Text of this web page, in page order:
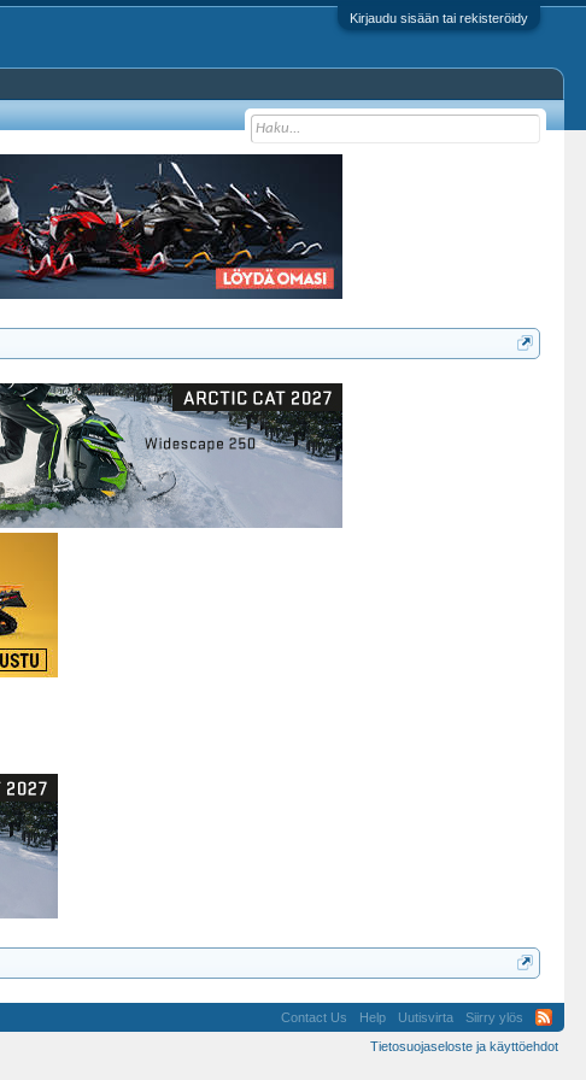
Kirjaudu sisään tai rekisteröidy
Contact Us Help Uutisvirta
Siirry ylös
Tietosuojaseloste ja käyttöehdot